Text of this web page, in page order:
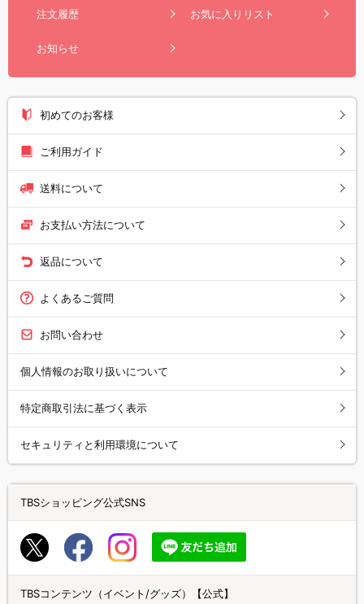
注文履歴 お気に入りリスト
お知らせ
初めてのお客様
ご利用ガイド
送料について
お支払い方法について
返品について
よくあるご質問
お問い合わせ
個人情報のお取り扱いについて
特定商取引法に基づく表示
セキュリティと利用環境について
TBSショッピング公式SNS
TBSコンテンツ（イベント/グッズ）【公式】